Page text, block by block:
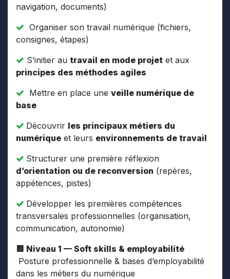
navigation, documents)
Organiser son travail numérique (fichiers,
consignes, étapes)
S’initier au travail en mode projet et aux
principes des méthodes agiles
Mettre en place une veille numérique de
base
Découvrir les principaux métiers du
numérique et leurs environnements de travail
Structurer une première réflexion
d’orientation ou de reconversion (repères,
appétences, pistes)
Développer les premières compétences
transversales professionnelles (organisation,
communication, autonomie)
🟦 Niveau 1 — Soft skills & employabilité
Posture professionnelle & bases d’employabilité
dans les métiers du numérique